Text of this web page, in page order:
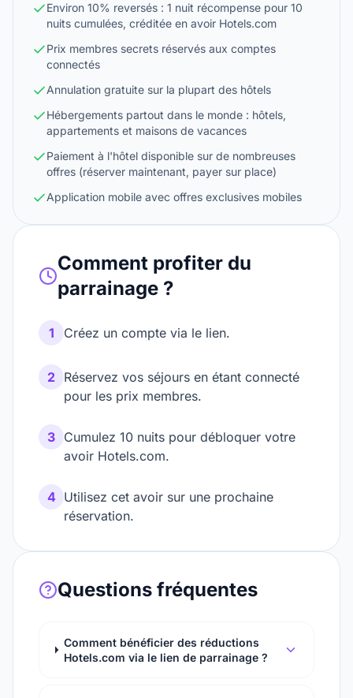
Comment profiter du
parrainage ?
1 Créez un compte via le lien.
2 Réservez vos séjours en étant connecté
pour les prix membres.
3 Cumulez 10 nuits pour débloquer votre
avoir Hotels.com.
4 Utilisez cet avoir sur une prochaine
réservation.
Questions fréquentes
Comment bénéficier des réductions
Hotels.com via le lien de parrainage ?
Environ 10% reversés : 1 nuit récompense pour 10
nuits cumulées, créditée en avoir Hotels.com
Prix membres secrets réservés aux comptes
connectés
Annulation gratuite sur la plupart des hôtels
Hébergements partout dans le monde : hôtels,
appartements et maisons de vacances
Paiement à l'hôtel disponible sur de nombreuses
offres (réserver maintenant, payer sur place)
Application mobile avec offres exclusives mobiles